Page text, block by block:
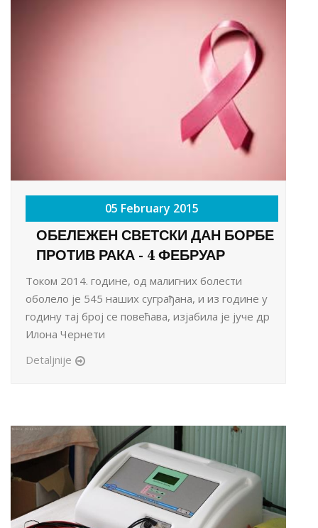
05 February 2015
ОБЕЛЕЖЕН СВЕТСКИ ДАН БОРБЕ
ПРОТИВ РАКА - 4 ФЕБРУАР
Током 2014. године, од малигних болести
оболело је 545 наших суграђана, и из године у
годину тај број се повећава, изјабила је јуче др
Илона Чернети
Detaljnije